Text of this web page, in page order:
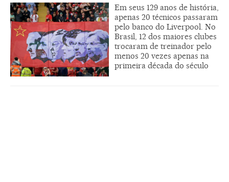
Em seus 129 anos de história,
apenas 20 técnicos passaram
pelo banco do Liverpool. No
Brasil, 12 dos maiores clubes
trocaram de treinador pelo
menos 20 vezes apenas na
primeira década do século